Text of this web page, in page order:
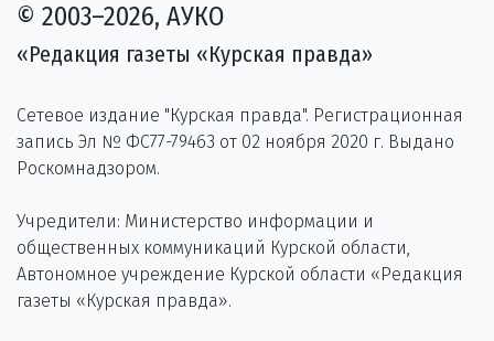
© 2003–2026, АУКО
«Редакция газеты «Курская правда»
Сетевое издание "Курская правда". Регистрационная
запись Эл № ФС77-79463 от 02 ноября 2020 г. Выдано
Роскомнадзором.
Учредители: Министерство информации и
общественных коммуникаций Курской области,
Автономное учреждение Курской области «Редакция
газеты «Курская правда».